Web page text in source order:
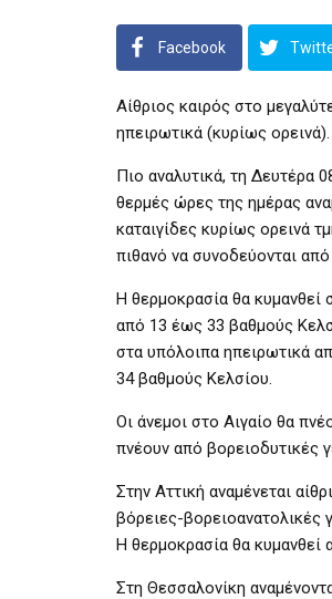
Facebook
Αίθριος καιρός στο
ηπειρωτικά (κυρίως
Πιο αναλυτικά, τη Δευτέρα
θερμές ώρες της ημέρας
καταιγίδες κυρίως ορεινά
πιθανό να συνοδεύονται
Η θερμοκρασία θα
από 13 έως 33 βαθμούς
στα υπόλοιπα ηπειρωτικά
34 βαθμούς Κελσίου.
Οι άνεμοι στο Αιγαίο θα
πνέουν από βορειοδυτικές
Στην Αττική αναμένεται
βόρειες-βορειοανατολικές
Η θερμοκρασία θα
Στη Θεσσαλονίκη